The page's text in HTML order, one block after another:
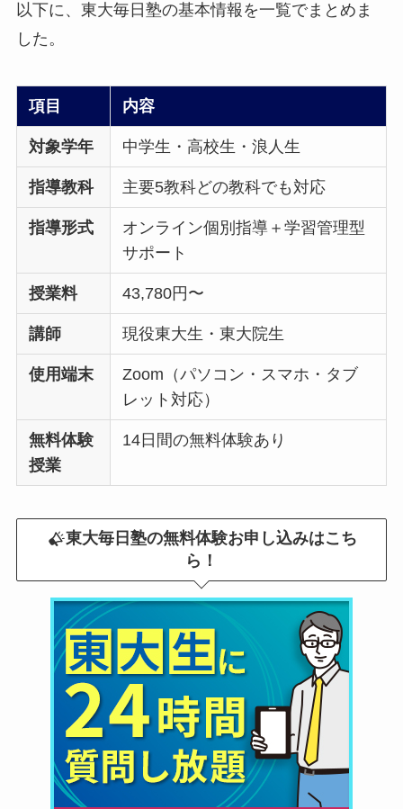
以下に、東大毎日塾の基本情報を一覧でまとめま
した。
項目 内容
対象学年 中学生・高校生・浪人生
指導教科 主要5教科どの教科でも対応
指導形式
オンライン個別指導＋学習管理型
サポート
授業料 43,780円〜
講師 現役東大生・東大院生
使用端末
Zoom（パソコン・スマホ・タブ
レット対応）
無料体験
授業
14日間の無料体験あり
東大毎日塾の無料体験お申し込みはこち
ら！